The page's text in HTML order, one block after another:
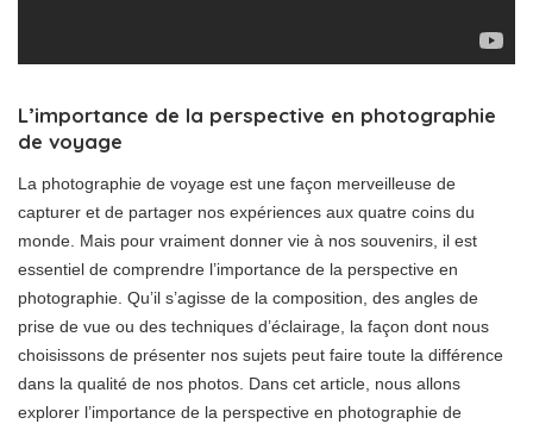
L’importance de la perspective en photographie
de voyage
La photographie de voyage est une façon merveilleuse de
capturer et de partager nos expériences aux quatre coins du
monde. Mais pour vraiment donner vie à nos souvenirs, il est
essentiel de comprendre l’importance de la perspective en
photographie. Qu’il s’agisse de la composition, des angles de
prise de vue ou des techniques d’éclairage, la façon dont nous
choisissons de présenter nos sujets peut faire toute la différence
dans la qualité de nos photos. Dans cet article, nous allons
explorer l’importance de la perspective en photographie de